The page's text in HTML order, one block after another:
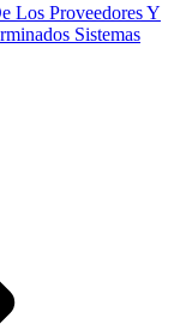
Los Proveedores Y
Sistemas